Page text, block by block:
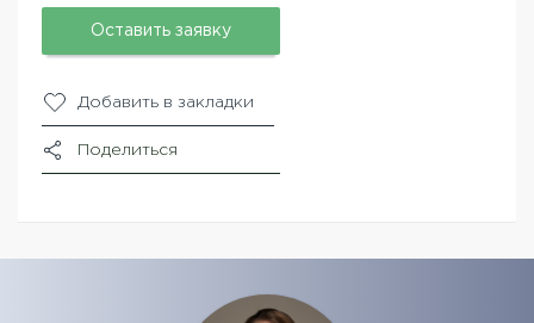
Оставить заявку
Добавить в закладки
Поделиться